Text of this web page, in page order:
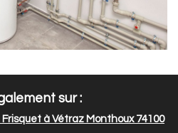
sur :
à Vétraz Monthoux 74100